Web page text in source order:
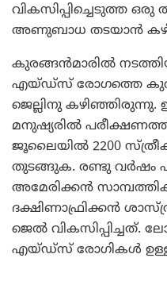
വികസിപ്പിച്ചെടുത്ത ഒരു
അണുബാധ തടയാന്‍
കുരങ്ങന്‍മാരില്‍
എയ്ഡ്‌സ് രോഗത്തെ
ജെല്ലിനു
മനുഷ്യരില്‍
ജൂലൈയില്‍ 2200
തുടങ്ങുക. രണ്ടു വര്‍ഷം
അമേരിക്കന്‍
ദക്ഷിണാഫ്രിക്കന്‍
ജെല്‍ വികസിപ്പിച്ചത്.
എയ്ഡ്‌സ് രോഗികള്‍